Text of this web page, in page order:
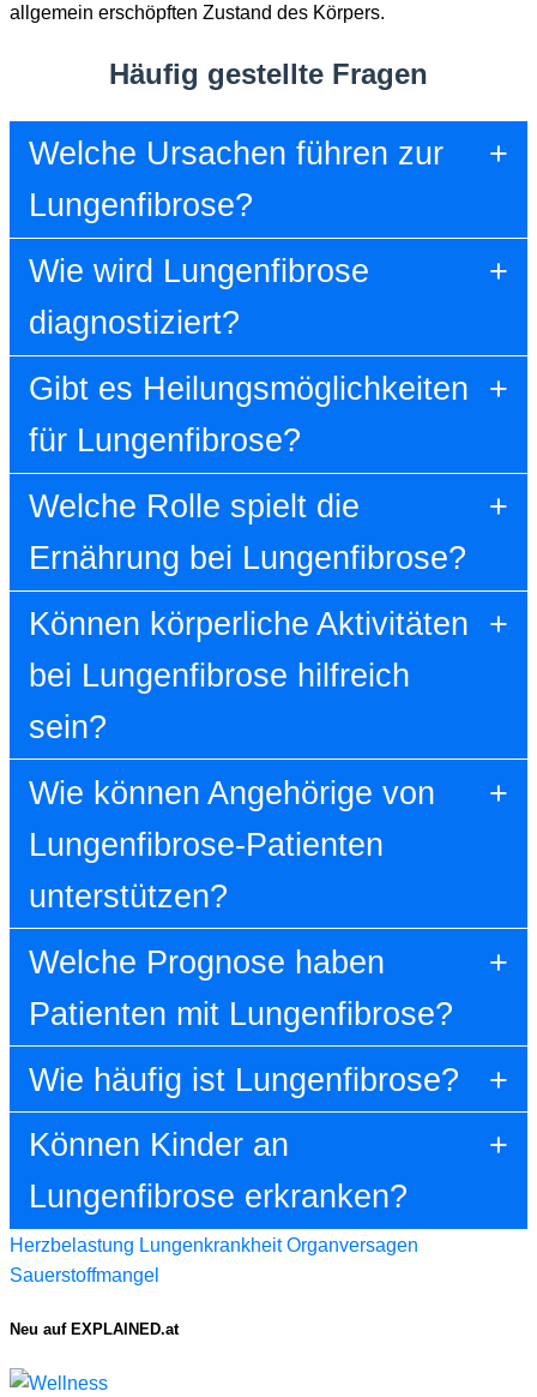
allgemein erschöpften Zustand des Körpers.
Häufig gestellte Fragen
Welche Ursachen führen zur
Lungenfibrose?
Wie wird Lungenfibrose
diagnostiziert?
Gibt es Heilungsmöglichkeiten
für Lungenfibrose?
Welche Rolle spielt die
Ernährung bei Lungenfibrose?
Können körperliche Aktivitäten
bei Lungenfibrose hilfreich
sein?
Wie können Angehörige von
Lungenfibrose-Patienten
unterstützen?
Welche Prognose haben
Patienten mit Lungenfibrose?
Wie häufig ist Lungenfibrose?
Können Kinder an
Lungenfibrose erkranken?
Herzbelastung Lungenkrankheit Organversagen
Sauerstoffmangel
Neu auf EXPLAINED.at